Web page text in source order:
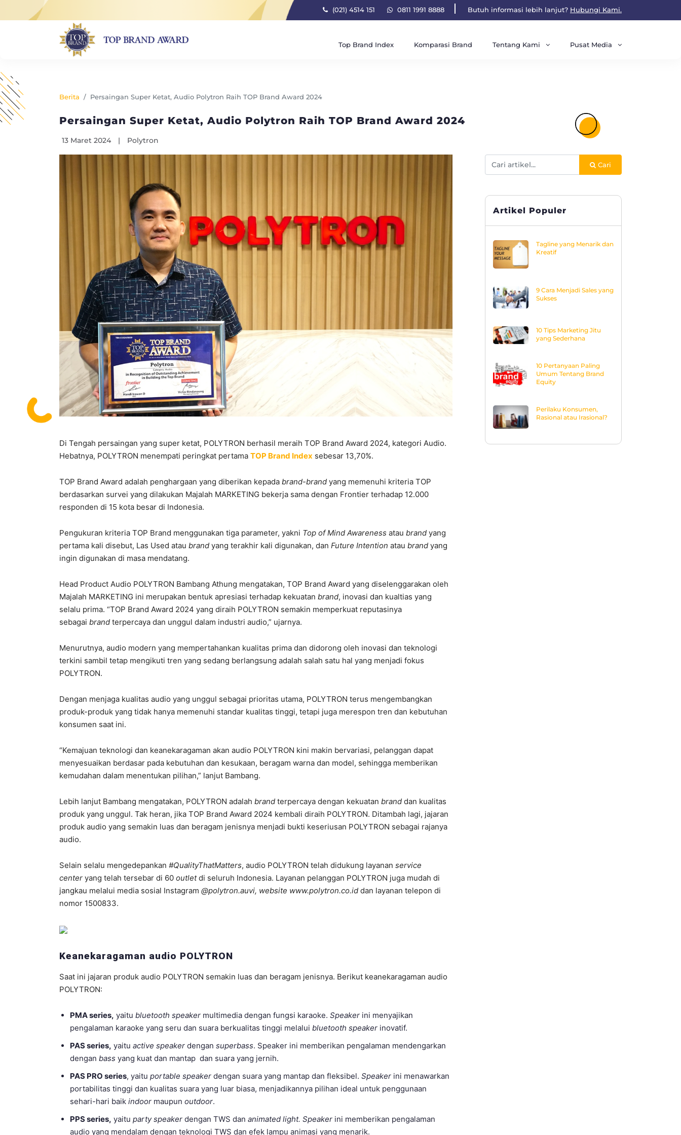
(021) 4514 151 0811 1991 8888 Butuh informasi lebih lanjut? Hubungi Kami.
Top Brand Index Komparasi Brand Tentang Kami Pusat Media
Berita Persaingan Super Ketat, Audio Polytron Raih TOP Brand Award 2024
Persaingan Super Ketat, Audio Polytron Raih TOP Brand Award 2024
13 Maret 2024 | Polytron
Di Tengah persaingan yang super ketat, POLYTRON berhasil meraih TOP Brand Award 2024, kategori Audio.
Hebatnya, POLYTRON menempati peringkat pertama TOP Brand Index sebesar 13,70%.
TOP Brand Award adalah penghargaan yang diberikan kepada brand-brand yang memenuhi kriteria TOP
berdasarkan survei yang dilakukan Majalah MARKETING bekerja sama dengan Frontier terhadap 12.000
responden di 15 kota besar di Indonesia.
Pengukuran kriteria TOP Brand menggunakan tiga parameter, yakni Top of Mind Awareness atau brand yang
pertama kali disebut, Las Used atau brand yang terakhir kali digunakan, dan Future Intention atau brand yang
ingin digunakan di masa mendatang.
Head Product Audio POLYTRON Bambang Athung mengatakan, TOP Brand Award yang diselenggarakan oleh
Majalah MARKETING ini merupakan bentuk apresiasi terhadap kekuatan brand, inovasi dan kualtias yang
selalu prima. “TOP Brand Award 2024 yang diraih POLYTRON semakin memperkuat reputasinya
sebagai brand terpercaya dan unggul dalam industri audio,” ujarnya.
Menurutnya, audio modern yang mempertahankan kualitas prima dan didorong oleh inovasi dan teknologi
terkini sambil tetap mengikuti tren yang sedang berlangsung adalah salah satu hal yang menjadi fokus
POLYTRON.
Dengan menjaga kualitas audio yang unggul sebagai prioritas utama, POLYTRON terus mengembangkan
produk-produk yang tidak hanya memenuhi standar kualitas tinggi, tetapi juga merespon tren dan kebutuhan
konsumen saat ini.
“Kemajuan teknologi dan keanekaragaman akan audio POLYTRON kini makin bervariasi, pelanggan dapat
menyesuaikan berdasar pada kebutuhan dan kesukaan, beragam warna dan model, sehingga memberikan
kemudahan dalam menentukan pilihan,” lanjut Bambang.
Lebih lanjut Bambang mengatakan, POLYTRON adalah brand terpercaya dengan kekuatan brand dan kualitas
produk yang unggul. Tak heran, jika TOP Brand Award 2024 kembali diraih POLYTRON. Ditambah lagi, jajaran
produk audio yang semakin luas dan beragam jenisnya menjadi bukti keseriusan POLYTRON sebagai rajanya
audio.
Selain selalu mengedepankan #QualityThatMatters, audio POLYTRON telah didukung layanan service
center yang telah tersebar di 60 outletdi seluruh Indonesia. Layanan pelanggan POLYTRON juga mudah di
jangkau melalui media sosial Instagram @polytron.auvi, website www.polytron.co.id dan layanan telepon di
nomor 1500833.
Keanekaragaman audio POLYTRON
Saat ini jajaran produk audio POLYTRON semakin luas dan beragam jenisnya. Berikut keanekaragaman audio
POLYTRON:
PMA series, yaitu bluetooth speaker multimedia dengan fungsi karaoke. Speaker ini menyajikan
pengalaman karaoke yang seru dan suara berkualitas tinggi melalui bluetooth speaker inovatif.
PAS series, yaitu active speaker dengan superbass. Speaker ini memberikan pengalaman mendengarkan
dengan bass yang kuat dan mantap dan suara yang jernih.
PAS PRO series, yaitu portable speaker dengan suara yang mantap dan fleksibel. Speaker ini menawarkan
portabilitas tinggi dan kualitas suara yang luar biasa, menjadikannya pilihan ideal untuk penggunaan
sehari-hari baik indoor maupun outdoor.
PPS series, yaitu party speaker dengan TWS dan animated light. Speaker ini memberikan pengalaman
audio yang mendalam dengan teknologi TWS dan efek lampu animasi yang menarik.
Cari
Artikel Populer
Tagline yang Menarik dan
Kreatif
9 Cara Menjadi Sales yang
Sukses
10 Tips Marketing Jitu
yang Sederhana
10 Pertanyaan Paling
Umum Tentang Brand
Equity
Perilaku Konsumen,
Rasional atau Irasional?